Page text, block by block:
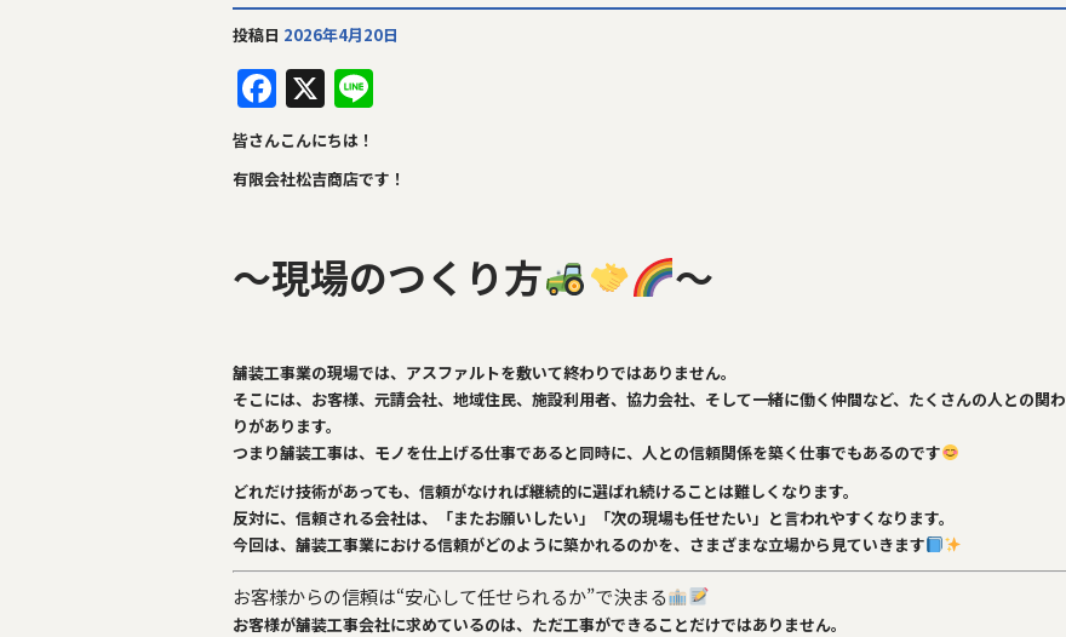
投稿日 2026年4月20日
F
a
c
e
o
k
X
e
皆さんこんにちは！
有限会社松吉商店です！
～現場のつくり方 ～
舗装工事業の現場では、アスファルトを敷いて終わりではありません。
そこには、お客様、元請会社、地域住民、施設利用者、協力会社、そして一緒に働く仲間など、たくさんの人との関わ
りがあります。
つまり舗装工事は、モノを仕上げる仕事であると同時に、 人との信頼関係を築く仕事でもあるのです
どれだけ技術があっても、信頼がなければ継続的に選ばれ続けることは難しくなります。
反対に、信頼される会社は、「またお願いしたい」「次の現場も任せたい」と言われやすくなります。
今回は、舗装工事業における信頼がどのように築かれるのかを、さまざまな立場から見ていきます
お客様からの信頼は“安心して任せられるか”で決まる
お客様が舗装工事会社に求めているのは、ただ工事ができることだけではありません。